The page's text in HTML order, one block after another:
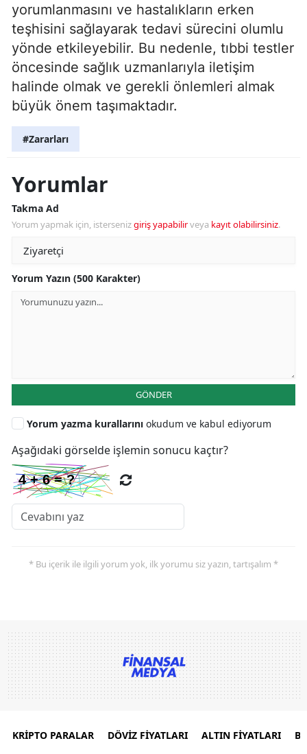
yorumlanmasını ve hastalıkların erken
teşhisini sağlayarak tedavi sürecini olumlu
yönde etkileyebilir. Bu nedenle, tıbbi testler
öncesinde sağlık uzmanlarıyla iletişim
halinde olmak ve gerekli önlemleri almak
büyük önem taşımaktadır.
#Zararları
Yorumlar
Takma Ad
Yorum yapmak için, istersenizgiriş yapabilirveya kayıt olabilirsiniz.
Yorum Yazın (500 Karakter)
GÖNDER
Yorum yazma kurallarını okudum ve kabul ediyorum
Aşağıdaki görselde işlemin sonucu kaçtır?
* Bu içerik ile ilgili yorum yok, ilk yorumu siz yazın, tartışalım *
KRİPTO PARALAR DÖVİZ FİYATLARI ALTIN FİYATLARI